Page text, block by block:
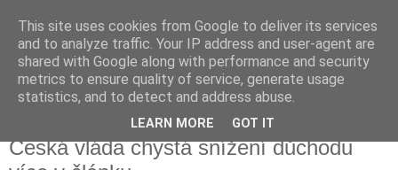
Fakečlánky
Věř všemu co tady vidíš.
pondělí 18. dubna 2022
Česká vláda chystá snížení důchodu
This site uses cookies from Google to deliver its services
and to analyze traffic. Your IP address and user-agent are
shared with Google along with performance and security
metrics to ensure quality of service, generate usage
statistics, and to detect and address abuse.
LEARN MORE GOT IT